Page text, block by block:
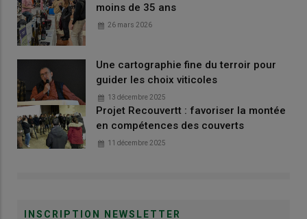
moins de 35 ans
26 mars 2026
Une cartographie fine du terroir pour
guider les choix viticoles
13 décembre 2025
Projet Recouvertt : favoriser la montée
en compétences des couverts
11 décembre 2025
INSCRIPTION NEWSLETTER